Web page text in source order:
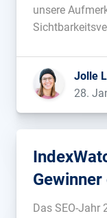
unsere
keine
das Resultat
Jolle
28.
Das SEO-Jahr